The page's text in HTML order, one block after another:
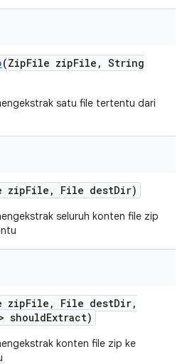
(ZipFile zipFile , String
satu file tertentu dari
zipFile , File destDir)
seluruh konten file zip
zipFile , File destDir,
shouldExtract)
konten file zip ke